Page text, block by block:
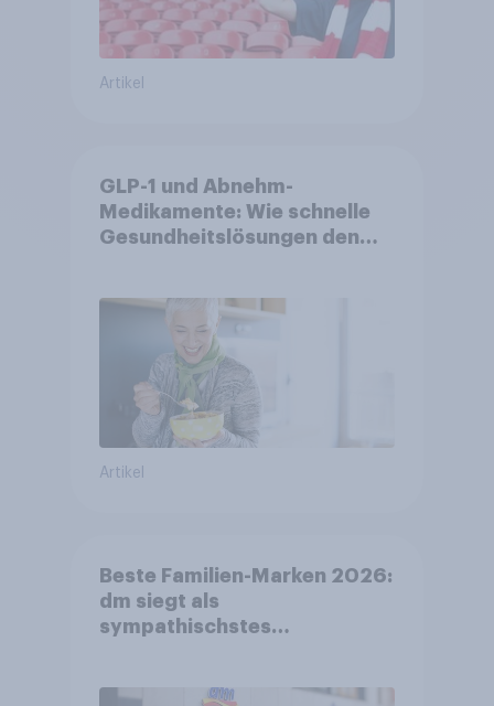
Artikel
GLP-1 und Abnehm-
Medikamente: Wie schnelle
Gesundheitslösungen den
Artikel
Beste Familien-Marken 2026:
dm siegt als
sympathischstes